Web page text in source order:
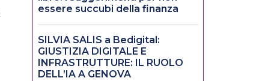
essere succubi della finanza
SILVIA SALIS a Bedigital:
GIUSTIZIA DIGITALE E
INFRASTRUTTURE: IL RUOLO
DELL’IA A GENOVA